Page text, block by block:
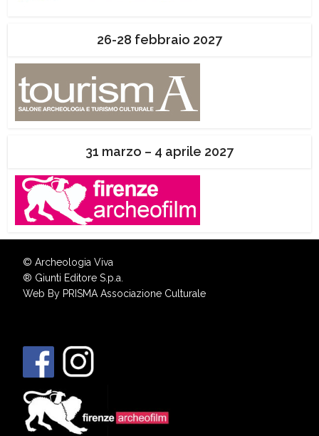
26-28 febbraio 2027
31 marzo – 4 aprile 2027
© Archeologia Viva
® Giunti Editore S.p.a.
Web By PRISMA Associazione Culturale